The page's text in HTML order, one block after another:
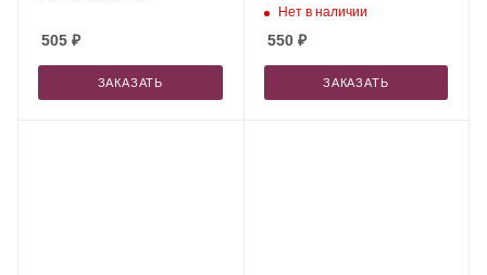
505 ₽
ЗАКАЗАТЬ
Нет в наличии
550₽
ЗАКАЗАТЬ